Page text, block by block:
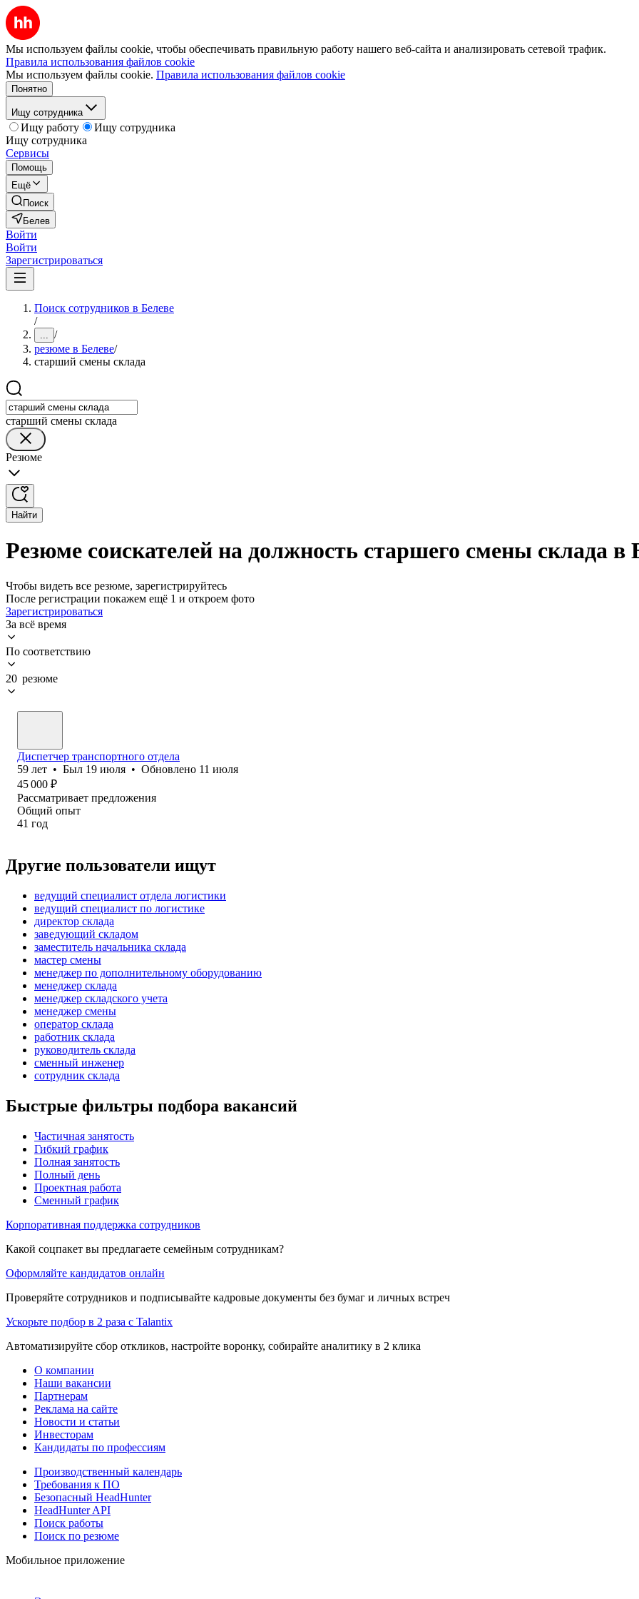
Мы используем файлы cookie, чтобы обеспечивать правильную работу нашего веб-сайта и анализировать сетевой трафик.
Правила использования файлов cookie
Мы используем файлы cookie. Правила использования файлов cookie
Понятно
Ищу сотрудника
Ищу работу
Ищу сотрудника
Ищу сотрудника
Сервисы
Помощь
Ещё
Поиск
Белев
Войти
Войти
Зарегистрироваться
Поиск сотрудников в Белеве
/
... /
резюме в Белеве/
старший смены склада
старший смены склада
Резюме
Найти
Резюме соискателей на должность старшего смены склада в
Чтобы видеть все резюме, зарегистрируйтесь
После регистрации покажем ещё 1 и откроем фото
Зарегистрироваться
За всё время
По соответствию
20 резюме
Диспетчер транспортного отдела
59 лет • Был 19 июля • Обновлено 11 июля
45 000 ₽
Рассматривает предложения
Общий опыт
41 год
Другие пользователи ищут
ведущий специалист отдела логистики
ведущий специалист по логистике
директор склада
заведующий складом
заместитель начальника склада
мастер смены
менеджер по дополнительному оборудованию
менеджер склада
менеджер складского учета
менеджер смены
оператор склада
работник склада
руководитель склада
сменный инженер
сотрудник склада
Быстрые фильтры подбора вакансий
Частичная занятость
Гибкий график
Полная занятость
Полный день
Проектная работа
Сменный график
Корпоративная поддержка сотрудников
Какой соцпакет вы предлагаете семейным сотрудникам?
Оформляйте кандидатов онлайн
Проверяйте сотрудников и подписывайте кадровые документы без бумаг и личных встреч
Ускорьте подбор в 2 раза с Talantix
Автоматизируйте сбор откликов, настройте воронку, собирайте аналитику в 2 клика
О компании
Наши вакансии
Партнерам
Реклама на сайте
Новости и статьи
Инвесторам
Кандидаты по профессиям
Производственный календарь
Требования к ПО
Безопасный HeadHunter
HeadHunter API
Поиск работы
Поиск по резюме
Мобильное приложение